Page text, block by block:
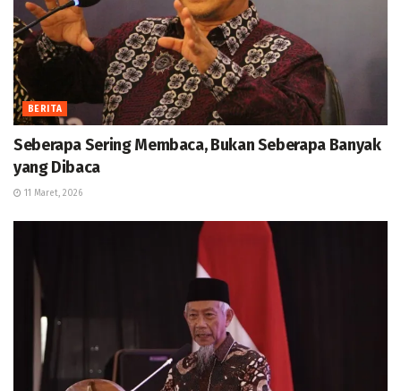
BERITA
Seberapa Sering Membaca, Bukan Seberapa Banyak
yang Dibaca
11 Maret, 2026